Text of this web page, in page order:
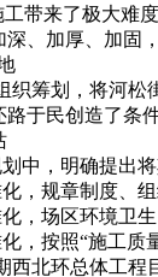
带来了极大难
、加厚、加固
筹划，将河松
于民创造了条
，明确提出将
规章制度、组
场区环境卫生
按照“施工质量
北环总体工程